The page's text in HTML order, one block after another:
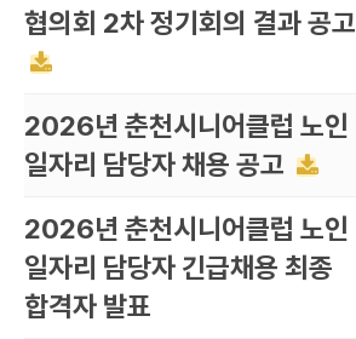
협의회 2차 정기회의 결과 공고
2026년 춘천시니어클럽 노인
일자리 담당자 채용 공고
2026년 춘천시니어클럽 노인
일자리 담당자 긴급채용 최종
합격자 발표